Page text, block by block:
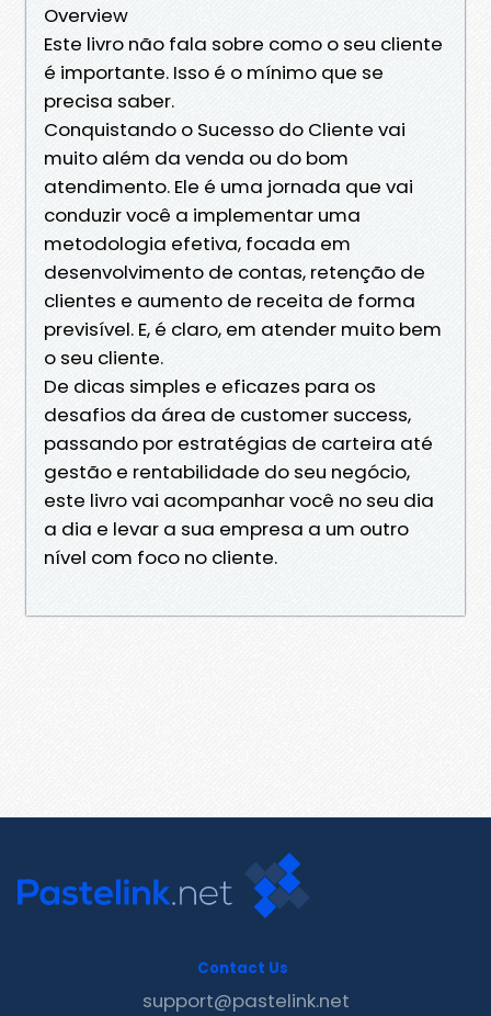
Overview
Este livro não fala sobre como o seu cliente
é importante. Isso é o mínimo que se
precisa saber.
Conquistando o Sucesso do Cliente vai
muito além da venda ou do bom
atendimento. Ele é uma jornada que vai
conduzir você a implementar uma
metodologia efetiva, focada em
desenvolvimento de contas, retenção de
clientes e aumento de receita de forma
previsível. E, é claro, em atender muito bem
o seu cliente.
De dicas simples e eficazes para os
desafios da área de customer success,
passando por estratégias de carteira até
gestão e rentabilidade do seu negócio,
este livro vai acompanhar você no seu dia
a dia e levar a sua empresa a um outro
nível com foco no cliente.
Contact Us
support@pastelink.net